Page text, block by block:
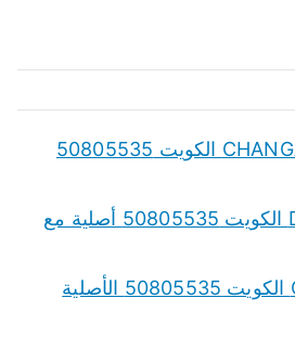
قطع غيار شانجان CHANGAN الكويت 50805535
قطع غيار دومي Domi الكويت 50805535 أصلية مع
قطع غيار جيلي Geely الكويت 50805535 الأصلية